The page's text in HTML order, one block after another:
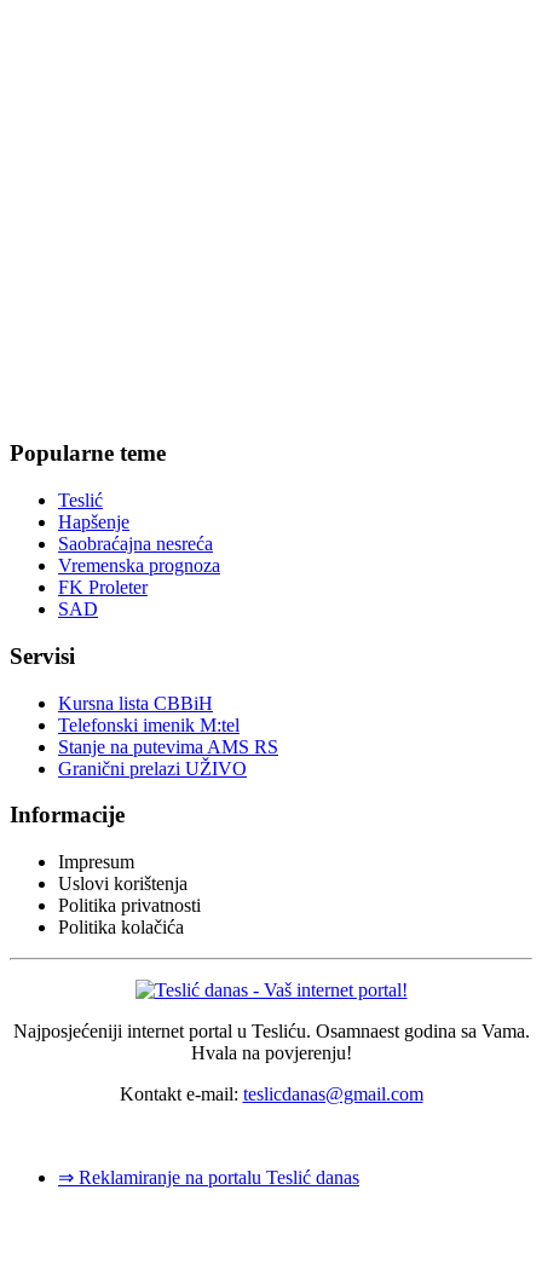
Popularne teme
Teslić
Hapšenje
Saobraćajna nesreća
Vremenska prognoza
FK Proleter
SAD
Servisi
Kursna lista CBBiH
Telefonski imenik M:tel
Stanje na putevima AMS RS
Granični prelazi UŽIVO
Informacije
Impresum
Uslovi korištenja
Politika privatnosti
Politika kolačića
Najposjećeniji internet portal u Tesliću. Osamnaest godina sa Vama.
Hvala na povjerenju!
Kontakt e-mail: teslicdanas@gmail.com
⇒ Reklamiranje na portalu Teslić danas